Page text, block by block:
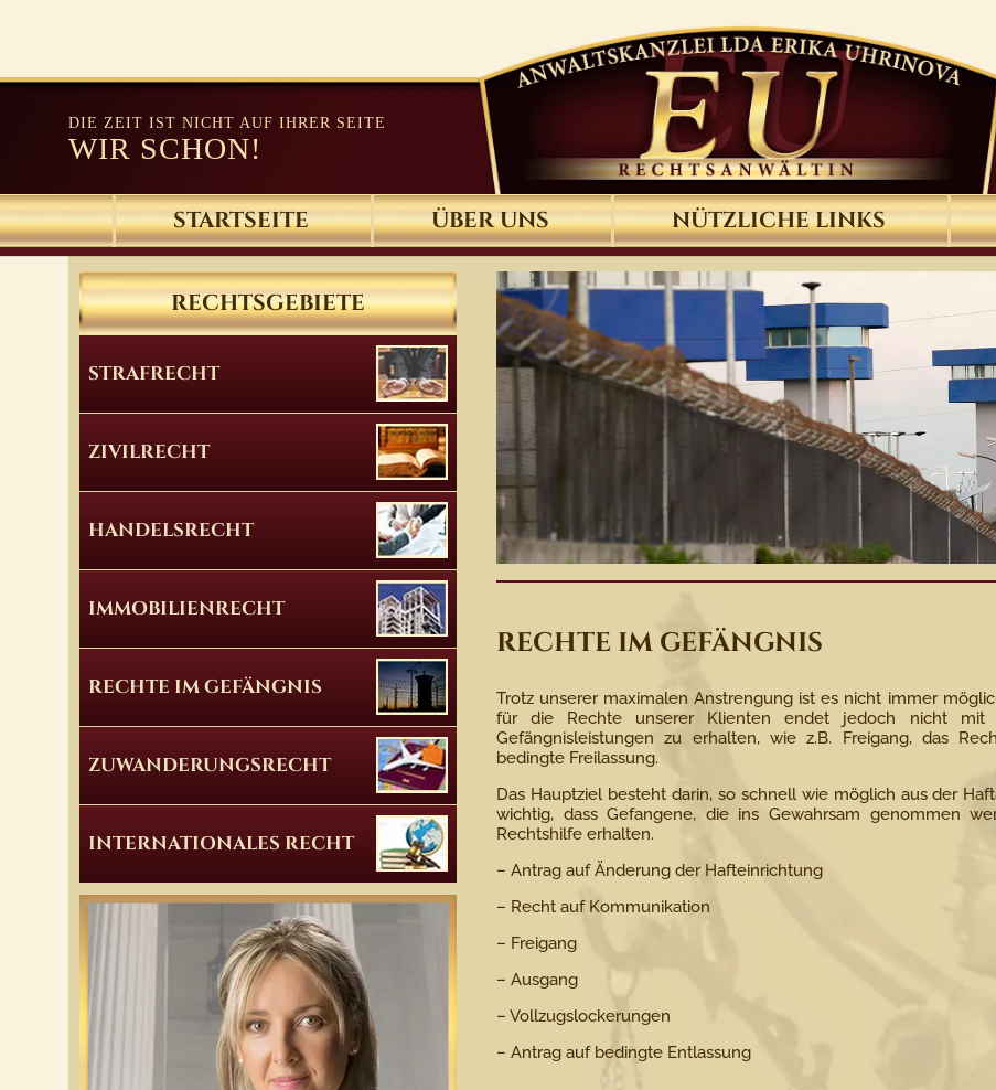
DIE ZEIT IST NICHT AUF IHRER SEITE
WIR SCHON!
STARTSEITE ÜBER UNS NÜTZLICHE LINKS
RECHTE IM GEFÄNGNIS
Trotz unserer maximalen Anstrengung ist es nicht immer
für die Rechte unserer Klienten endet jedoch nicht mit
Gefängnisleistungen zu erhalten, wie z.B. Freigang, das
bedingte Freilassung.
Das Hauptziel besteht darin, so schnell wie möglich aus der
wichtig, dass Gefangene, die ins Gewahrsam genommen
Rechtshilfe erhalten.
– Antrag auf Änderung der Hafteinrichtung
– Recht auf Kommunikation
– Freigang
– Ausgang
– Vollzugslockerungen
– Antrag auf bedingte Entlassung
RECHTSGEBIETE
STRAFRECHT
ZIVILRECHT
HANDELSRECHT
IMMOBILIENRECHT
RECHTE IM GEFÄNGNIS
ZUWANDERUNGSRECHT
INTERNATIONALES RECHT